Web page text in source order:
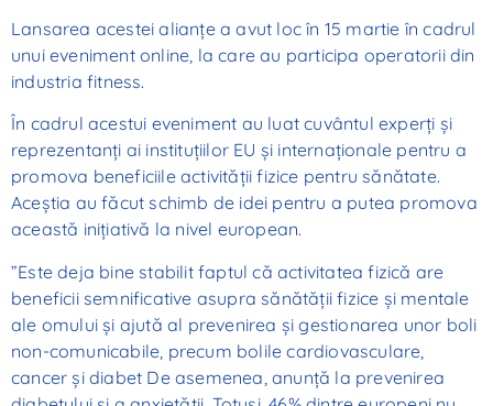
Lansarea acestei alianțe a avut loc în 15 martie în cadrul
unui eveniment online, la care au participa operatorii din
industria fitness.
În cadrul acestui eveniment au luat cuvântul experți și
reprezentanți ai instituțiilor EU și internaționale pentru a
promova beneficiile activității fizice pentru sănătate.
Aceștia au făcut schimb de idei pentru a putea promova
această inițiativă la nivel european.
”Este deja bine stabilit faptul că activitatea fizică are
beneficii semnificative asupra sănătății fizice și mentale
ale omului și ajută al prevenirea și gestionarea unor boli
non-comunicabile, precum bolile cardiovasculare,
cancer și diabet De asemenea, anunță la prevenirea